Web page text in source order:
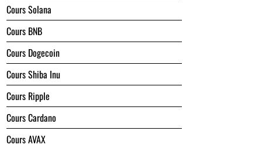
Cours Solana
Cours BNB
Cours Dogecoin
Cours Shiba Inu
Cours Ripple
Cours Cardano
Cours AVAX